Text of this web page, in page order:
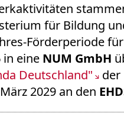
für Bildung
Förderperiode
in eine NUM GmbH
Deutschland"
der
2029 an den